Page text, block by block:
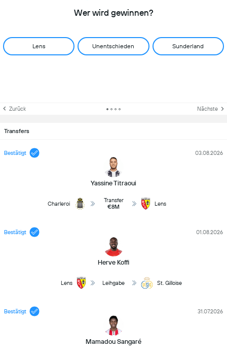
Wer wird gewinnen?
Lens Unentschieden Sunderland
Zurück Nächste
Transfers
Bestätigt
Yassine Titraoui
03.08.2026
Charleroi
Transfer
€8M
Lens
Bestätigt
Herve Koffi
01.08.2026
Lens Leihgabe St. Gilloise
Bestätigt
Mamadou Sangaré
31.07.2026